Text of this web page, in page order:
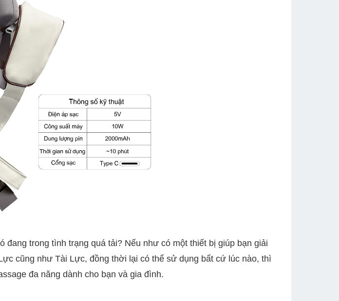
trong tình trạng quá tải? Nếu như có một thiết bị giúp bạn giải
cũng như Tài Lực, đồng thời lại có thể sử dụng bất cứ lúc nào, thì
đa năng dành cho bạn và gia đình.